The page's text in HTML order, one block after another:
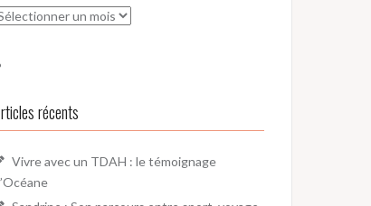
récents
Vivre avec un TDAH : le témoignage